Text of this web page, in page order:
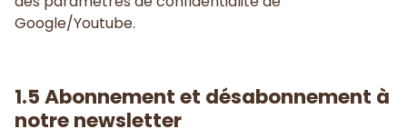
Google/Youtube.
1.5 Abonnement et désabonnement à
notre newsletter